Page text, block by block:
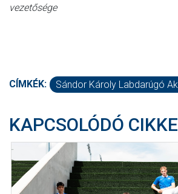
vezetősége
CÍMKÉK: Sándor Károly Labdarúgó
KAPCSOLÓDÓ